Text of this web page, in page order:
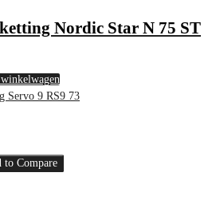
Nordic Star N 75 ST
to Compare